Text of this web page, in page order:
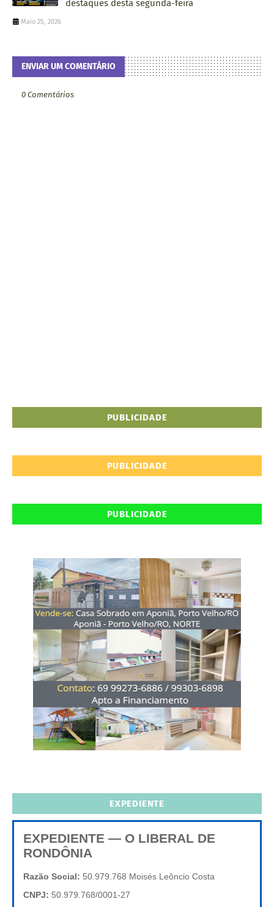
destaques desta segunda-feira
Maio 25, 2026
ENVIAR UM COMENTÁRIO
0 Comentários
PUBLICIDADE
PUBLICIDADE
PUBLICIDADE
EXPEDIENTE
EXPEDIENTE — O LIBERAL DE
RONDÔNIA
Razão Social: 50.979.768 Moisés Leôncio Costa
CNPJ: 50.979.768/0001-27